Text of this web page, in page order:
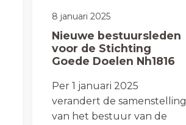
8 januari 2025
Nieuwe bestuursleden
voor de Stichting
Goede Doelen Nh1816
Per 1 januari 2025
verandert de samenstelling
van het bestuur van de